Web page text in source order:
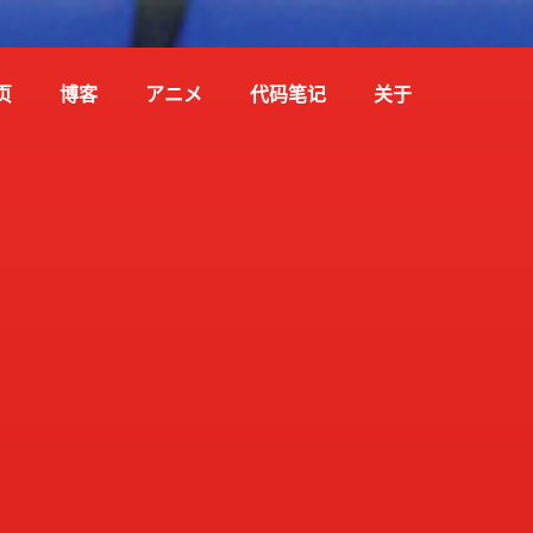
博客 アニメ 代码笔记 关于